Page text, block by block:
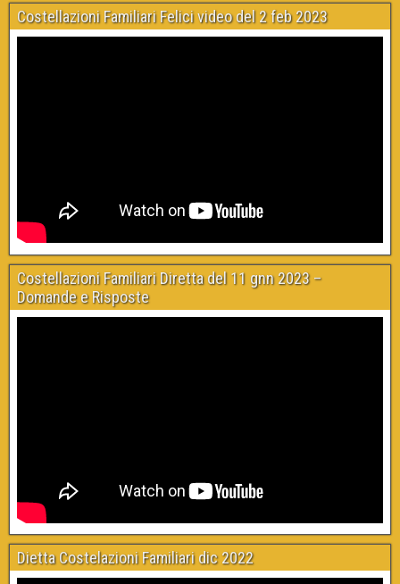
Costellazioni Familiari Felici video del 2 feb 2023
Costellazioni Familiari Diretta del 11 gnn 2023 –
Domande e Risposte
Dietta Costelazioni Familiari dic 2022